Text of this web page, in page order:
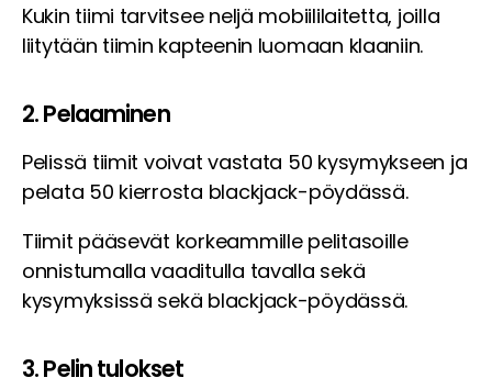
Kukin tiimi tarvitsee neljä mobiililaitetta, joilla
liitytään tiimin kapteenin luomaan klaaniin.
2. Pelaaminen
Pelissä tiimit voivat vastata 50 kysymykseen ja
pelata 50 kierrosta blackjack-pöydässä.
Tiimit pääsevät korkeammille pelitasoille
onnistumalla vaaditulla tavalla sekä
kysymyksissä sekä blackjack-pöydässä.
3. Pelin tulokset